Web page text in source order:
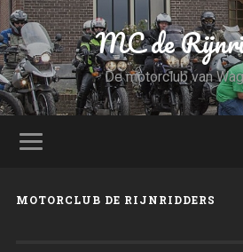
MC de
De motorclub van
MOTORCLUB DE RIJNRIDDERS